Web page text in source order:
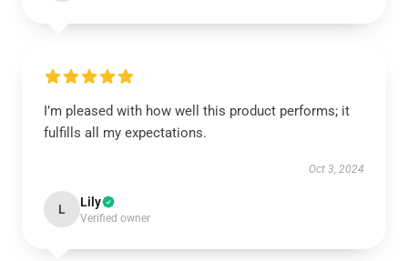
I’m pleased with how well this product performs; it
fulfills all my expectations.
Oct 3, 2024
L Lily
Verified owner